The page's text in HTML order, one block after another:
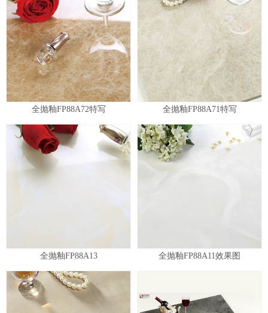
全抛釉FP88A72特写 全抛釉FP88A71特写
全抛釉FP88A13 全抛釉FP88A11效果图